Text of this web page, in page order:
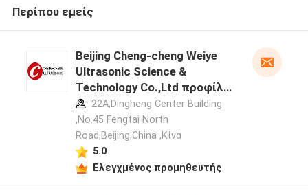
Περίπου εμείς
Beijing Cheng-cheng Weiye
Ultrasonic Science &
Technology Co.,Ltd προφίλ
κατασκευαστή
22A,Dingheng Center Building
,No.45 Fengtai North
Road,Beijing,China ,Κίνα
5.0
Ελεγχμένος προμηθευτής